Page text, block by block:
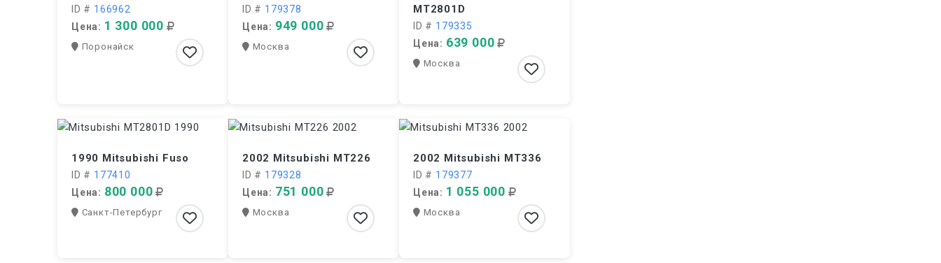
ID # 166962
Цена: 1 300 000
Поронайск
ID # 179378
Цена: 949 000
Москва
MT2801D
ID # 179335
Цена: 639 000
Москва
1990 Mitsubishi Fuso
ID # 177410
Цена: 800 000
Санкт-Петербург
2002 Mitsubishi MT226
ID # 179328
Цена: 751 000
Москва
2002 Mitsubishi MT336
ID # 179377
Цена: 1 055 000
Москва